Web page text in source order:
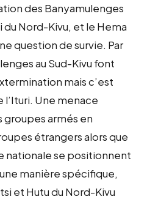
des Banyamulenges
du Nord-Kivu, et le Hema
question de survie. Par
au Sud-Kivu font
mais c’est
l’Ituri. Une menace
groupes armés en
étrangers alors que
nationale se positionnent
manière spécifique,
et Hutu du Nord-Kivu